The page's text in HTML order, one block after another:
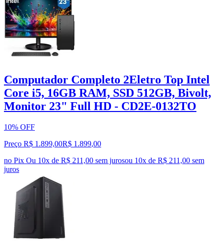
Computador Completo 2Eletro Top Intel
Core i5, 16GB RAM, SSD 512GB, Bivolt,
Monitor 23" Full HD - CD2E-0132TO
10% OFF
Preço R$ 1.899,00R$ 1.899,00
no Pix Ou 10x de R$ 211,00 sem jurosou 10x de R$ 211,00 sem
juros